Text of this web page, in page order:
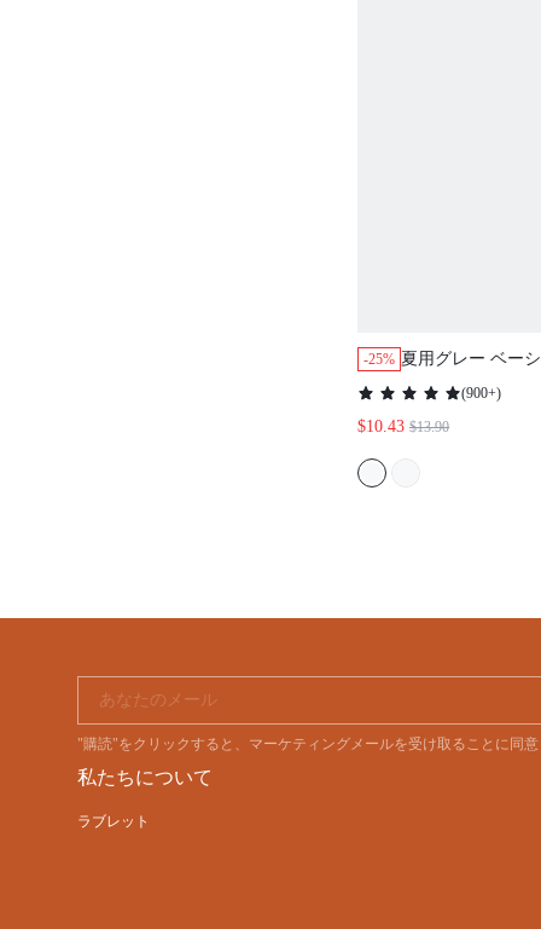
-25% 夏用グレー ベー
ャツ ナイトドレ
ットン レディー
ジウェア スリッ
(900+)
$10.43 $13.90
あなたのメール
"購読"をクリックすると、マーケティングメールを受け取ることに同
私たちについて
ラブレット